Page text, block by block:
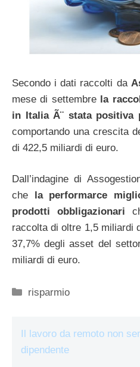
Secondo i dati raccolti da
mese di settembre la
in Italia Ã¨ stata
comportando una crescita
di 422,5 miliardi di euro.
Dall’indagine di
che la performarce
prodotti obbligazionari
raccolta di oltre 1,5 miliardi
37,7% degli asset del
miliardi di euro.
Categorie
risparmio
Il lavoro da remoto non
dipendente